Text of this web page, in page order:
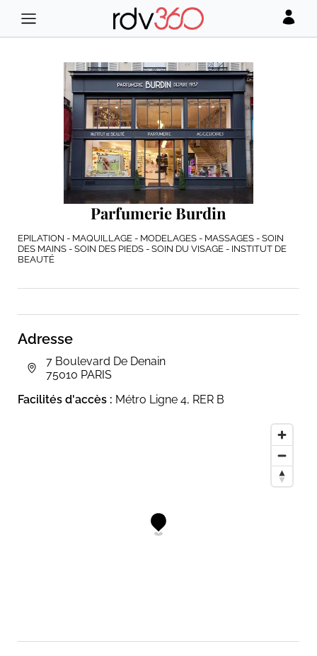
Adresse
7 Boulevard De Denain
75010 PARIS
Facilités d'accès : Métro Ligne 4, RER B
Parfumerie Burdin
EPILATION - MAQUILLAGE - MODELAGES - MASSAGES - SOIN
DES MAINS - SOIN DES PIEDS - SOIN DU VISAGE - INSTITUT DE
BEAUTÉ